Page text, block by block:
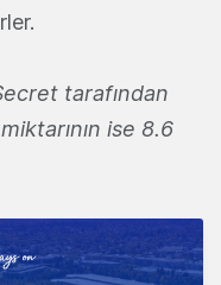
tarafından
ise 8.6